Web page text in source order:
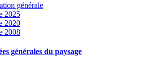
générale
2025
2020
2008
générales du paysage